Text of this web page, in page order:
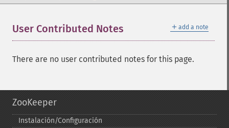
＋ add a note
User Contributed Notes
There are no user contributed notes for this page.
ZooKeeper
Instalación/Configuración